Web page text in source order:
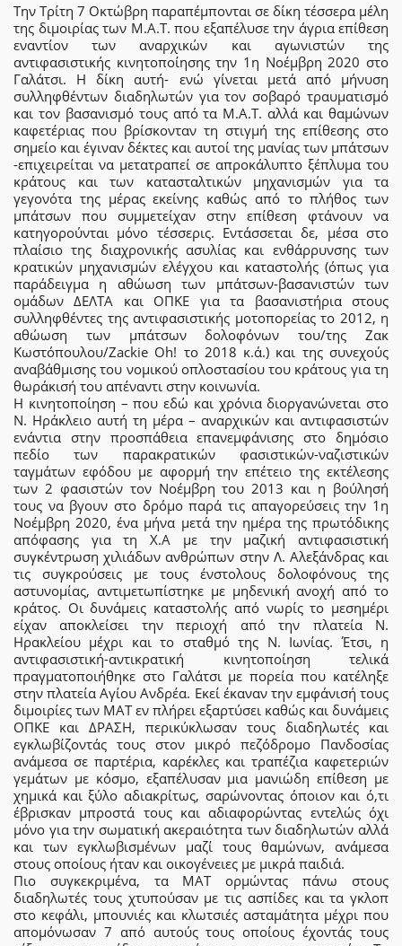
Την Τρίτη 7 Οκτώβρη παραπέμπονται σε δίκη τέσσερα μέλη
της διμοιρίας των Μ.Α.Τ. που εξαπέλυσε την άγρια επίθεση
εναντίον των αναρχικών και αγωνιστών της
αντιφασιστικής κινητοποίησης την 1η Νοέμβρη 2020 στο
Γαλάτσι. Η δίκη αυτή- ενώ γίνεται μετά από μήνυση
συλληφθέντων διαδηλωτών για τον σοβαρό τραυματισμό
και τον βασανισμό τους από τα Μ.Α.Τ. αλλά και θαμώνων
καφετέριας που βρίσκονταν τη στιγμή της επίθεσης στο
σημείο και έγιναν δέκτες και αυτοί της μανίας των μπάτσων
-επιχειρείται να μετατραπεί σε απροκάλυπτο ξέπλυμα του
κράτους και των κατασταλτικών μηχανισμών για τα
γεγονότα της μέρας εκείνης καθώς από το πλήθος των
μπάτσων που συμμετείχαν στην επίθεση φτάνουν να
κατηγορούνται μόνο τέσσερις. Εντάσσεται δε, μέσα στο
πλαίσιο της διαχρονικής ασυλίας και ενθάρρυνσης των
κρατικών μηχανισμών ελέγχου και καταστολής (όπως για
παράδειγμα η αθώωση των μπάτσων-βασανιστών των
ομάδων ΔΕΛΤΑ και ΟΠΚΕ για τα βασανιστήρια στους
συλληφθέντες της αντιφασιστικής μοτοπορείας το 2012, η
αθώωση των μπάτσων δολοφόνων του/της Ζακ
Κωστόπουλου/Ζackie Οh! το 2018 κ.ά.) και της συνεχούς
αναβάθμισης του νομικού οπλοστασίου του κράτους για τη
θωράκισή του απέναντι στην κοινωνία.
Η κινητοποίηση – που εδώ και χρόνια διοργανώνεται στο
Ν. Ηράκλειο αυτή τη μέρα – αναρχικών και αντιφασιστών
ενάντια στην προσπάθεια επανεμφάνισης στο δημόσιο
πεδίο των παρακρατικών φασιστικών-ναζιστικών
ταγμάτων εφόδου με αφορμή την επέτειο της εκτέλεσης
των 2 φασιστών τον Νοέμβρη του 2013 και η βούλησή
τους να βγουν στο δρόμο παρά τις απαγορεύσεις την 1η
Νοέμβρη 2020, ένα μήνα μετά την ημέρα της πρωτόδικης
απόφασης για τη Χ.Α με την μαζική αντιφασιστική
συγκέντρωση χιλιάδων ανθρώπων στην Λ. Αλεξάνδρας και
τις συγκρούσεις με τους ένστολους δολοφόνους της
αστυνομίας, αντιμετωπίστηκε με μηδενική ανοχή από το
κράτος. Οι δυνάμεις καταστολής από νωρίς το μεσημέρι
είχαν αποκλείσει την περιοχή από την πλατεία Ν.
Ηρακλείου μέχρι και το σταθμό της Ν. Ιωνίας. Έτσι, η
αντιφασιστική-αντικρατική κινητοποίηση τελικά
πραγματοποιήθηκε στο Γαλάτσι με πορεία που κατέληξε
στην πλατεία Αγίου Ανδρέα. Εκεί έκαναν την εμφάνισή τους
διμοιρίες των ΜΑΤ εν πλήρει εξαρτύσει καθώς και δυνάμεις
ΟΠΚΕ και ΔΡΑΣΗ, περικύκλωσαν τους διαδηλωτές και
εγκλωβίζοντάς τους στον μικρό πεζόδρομο Πανδοσίας
ανάμεσα σε παρτέρια, καρέκλες και τραπέζια καφετεριών
γεμάτων με κόσμο, εξαπέλυσαν μια μανιώδη επίθεση με
χημικά και ξύλο αδιακρίτως, σαρώνοντας όποιον και ό,τι
έβρισκαν μπροστά τους και αδιαφορώντας εντελώς όχι
μόνο για την σωματική ακεραιότητα των διαδηλωτών αλλά
και των εγκλωβισμένων μαζί τους θαμώνων, ανάμεσα
στους οποίους ήταν και οικογένειες με μικρά παιδιά.
Πιο συγκεκριμένα, τα ΜΑΤ ορμώντας πάνω στους
διαδηλωτές τους χτυπούσαν με τις ασπίδες και τα γκλοπ
στο κεφάλι, μπουνιές και κλωτσιές ασταμάτητα μέχρι που
απομόνωσαν 7 από αυτούς τους οποίους έχοντάς τους